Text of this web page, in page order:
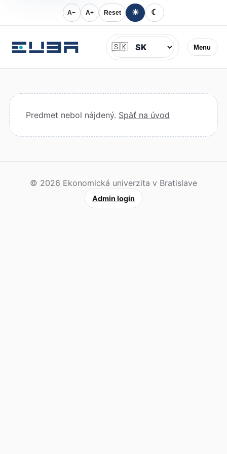
A− A+ Reset ☀ ☾
Menu
Jazyk
🇸🇰
Predmet nebol nájdený. Späť na úvod
© 2026 Ekonomická univerzita v Bratislave
Admin login